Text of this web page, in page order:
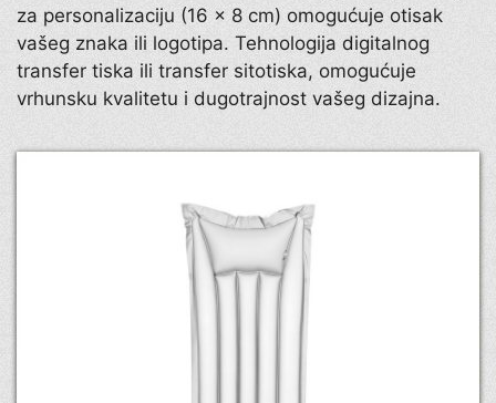
za personalizaciju (16 x 8 cm) omogućuje otisak
vašeg znaka ili logotipa. Tehnologija digitalnog
transfer tiska ili transfer sitotiska, omogućuje
vrhunsku kvalitetu i dugotrajnost vašeg dizajna.